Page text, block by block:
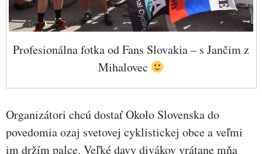
Profesionálna fotka od Fans Slovakia – s Jančim z
Mihalovec
Organizátori chcú dostať Okolo Slovenska do
povedomia ozaj svetovej cyklistickej obce a veľmi
im držím palce. Veľké davy divákov vrátane mňa